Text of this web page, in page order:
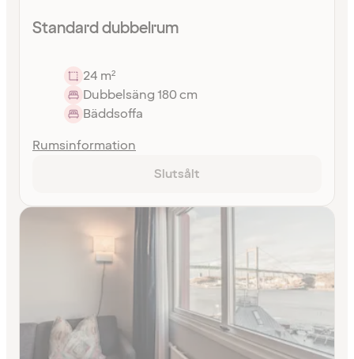
Standard dubbelrum
24 m²
Dubbelsäng 180 cm
Bäddsoffa
Rumsinformation
Slutsålt